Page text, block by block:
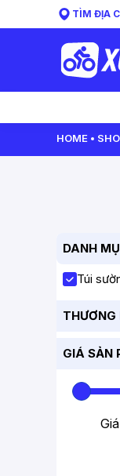
TÌM ĐỊA
HOME
DANH
Túi
THƯƠNG
GIANT
Wild Man
GIÁ SẢN